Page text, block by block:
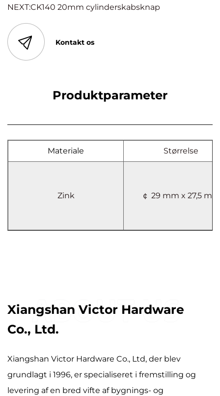
NEXT:CK140 20mm cylinderskabsknap
Kontakt os
Produktparameter
Materiale Størrelse
Zink ￠ 29 mm x 27,5 mm
Xiangshan Victor Hardware
Co., Ltd.
Xiangshan Victor Hardware Co., Ltd, der blev
grundlagt i 1996, er specialiseret i fremstilling og
levering af en bred vifte af bygnings- og